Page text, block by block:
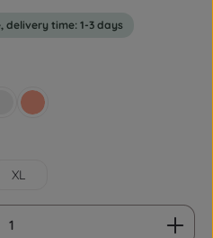
delivery time: 1-3 days
Grey Lachsrot Pastell
XL
the desired amount or